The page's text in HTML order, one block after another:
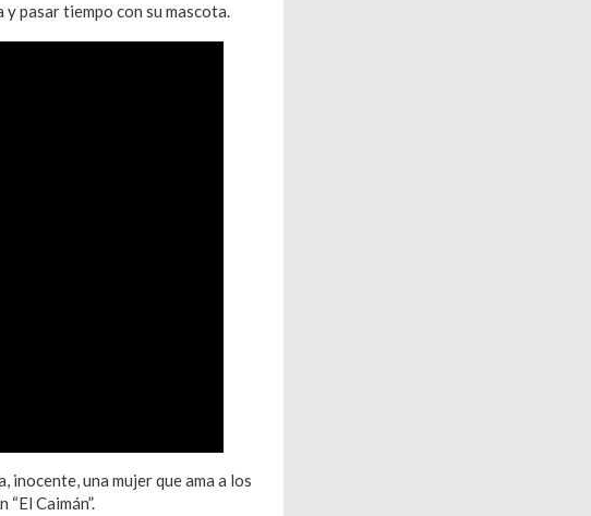
pasar tiempo con su mascota.
inocente, una mujer que ama a los
Caimán”.